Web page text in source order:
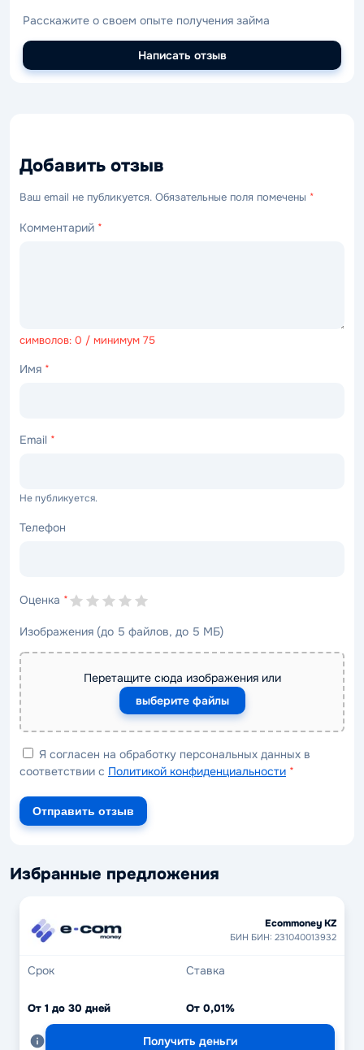
Расскажите о своем опыте получения займа
Написать отзыв
Добавить отзыв
Ваш email не публикуется. Обязательные поля помечены *
Комментарий *
символов: 0 / минимум 75
Имя *
Email *
Не публикуется.
Телефон
Оценка *
Изображения (до 5 файлов, до 5 МБ)
Перетащите сюда изображения или
выберите файлы
Я согласен на обработку персональных данных в
соответствии с Политикой конфиденциальности *
Отправить отзыв
Избранные предложения
Ecommoney KZ
БИН БИН: 231040013932
Срок
От 1 до 30 дней
Ставка
От 0,01%
Получить деньги